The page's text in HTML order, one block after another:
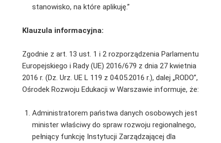
stanowisko, na które aplikuję.”
Klauzula informacyjna:
Zgodnie z art. 13 ust. 1 i 2 rozporządzenia Parlamentu
Europejskiego i Rady (UE) 2016/679 z dnia 27 kwietnia
2016 r. (Dz. Urz. UE L 119 z 04.05.2016 r.), dalej „RODO”,
Ośrodek Rozwoju Edukacji w Warszawie informuje, że:
Administratorem państwa danych osobowych jest
minister właściwy do spraw rozwoju regionalnego,
pełniący funkcję Instytucji Zarządzającej dla